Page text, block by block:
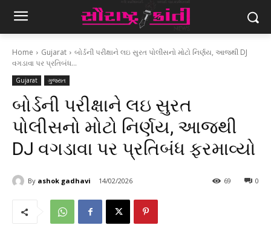
Home Gujarat
બોર્ડની પરીક્ષાને લઇ સુરત પોલીસનો મોટો નિર્ણય, આજથી DJ
વગડાવા પર પ્રતિબંધ...
Gujarat ગુજરાત
બોર્ડની પરીક્ષાને લઇ સુરત
પોલીસનો મોટો નિર્ણય, આજથી
DJ વગડાવા પર પ્રતિબંધ ફરમાવ્યો
By ashok gadhavi 14/02/2026 0
69